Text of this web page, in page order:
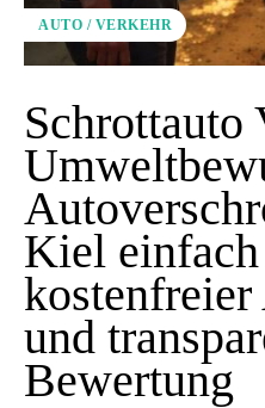
AUTO / VERKEHR
Schrottauto
Kiel
und
Bewertung